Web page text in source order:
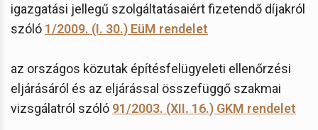
igazgatási jellegű szolgáltatásaiért fizetendő díjakról
szóló 1/2009. (I. 30.) EüM rendelet
az országos közutak építésfelügyeleti ellenőrzési
eljárásáról és az eljárással összefüggő szakmai
vizsgálatról szóló 91/2003. (XII. 16.) GKM rendelet